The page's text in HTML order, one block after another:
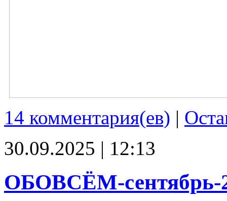
14 комментария(ев) |
30.09.2025 | 12:13
ОБОВСЁМ-сентябрь-